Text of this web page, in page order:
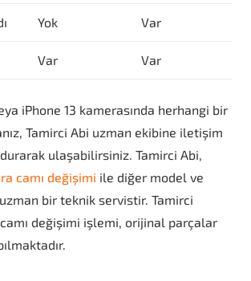
Yok Var
Var Var
iPhone 13 kamerasında herhangi bir
Tamirci Abi uzman ekibine iletişim
ulaşabilirsiniz. Tamirci Abi,
camı değişimi ile diğer model ve
bir teknik servistir. Tamirci
değişimi işlemi, orijinal parçalar